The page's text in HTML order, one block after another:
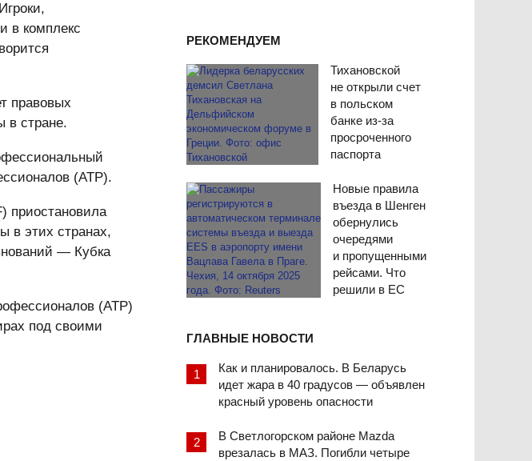
РЕКОМЕНДУЕМ
Тихановской
не открыли счет
в польском
банке из-за
просроченного
паспорта
Новые правила
въезда в Шенген
обернулись
очередями
и пропущенными
рейсами. Что
решили в ЕС
ГЛАВНЫЕ НОВОСТИ
Как и планировалось. В Беларусь
идет жара в 40 градусов — объявлен
красный уровень опасности
В Светлогорском районе Mazda
врезалась в МАЗ. Погибли четыре
в комплекс
правовых
в стране.
(ATP).
приостановила
в этих странах,
— Кубка
(ATP)
под своими